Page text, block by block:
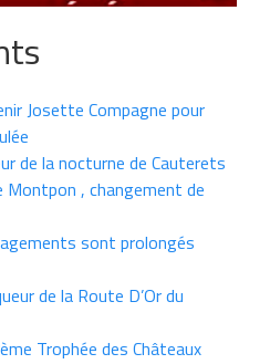
Josette Compagne pour
de la nocturne de Cauterets
, changement de
sont prolongés
de la Route D’Or du
Trophée des Châteaux